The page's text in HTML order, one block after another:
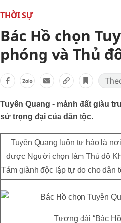
THỜI SỰ
Bác Hồ chọn
phóng và Thủ
Tuyên Quang - mảnh đất giàu
sử trọng đại của dân tộc.
Tuyên Quang luôn tự hào là
được Người chọn làm Thủ đô
Tám giành độc lập tự do cho dân
Tượng đài “Bác